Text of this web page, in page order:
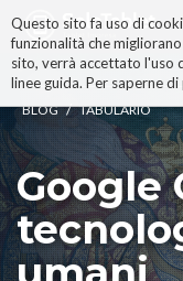
Questo sito fa uso di
funzionalità che
sito, verrà accettato l'uso
linee guida. Per saperne di
BLOG / TABULARIO
Google